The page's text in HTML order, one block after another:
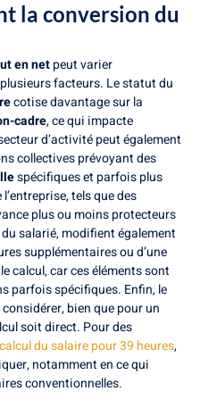
la conversion du
en netpeut varier
facteurs. Le statut du
cotise davantage sur la
cadre, ce qui impacte
d’activité peut également
collectives prévoyant des
spécifiques et parfois plus
tels que des
plus ou moins protecteurs
salarié, modifient également
supplémentaires ou d’une
calcul, car ces éléments sont
parfois spécifiques. Enfin, le
bien que pour un
soit direct. Pour des
calcul du salaire pour 39 heures,
notamment en ce qui
conventionnelles.